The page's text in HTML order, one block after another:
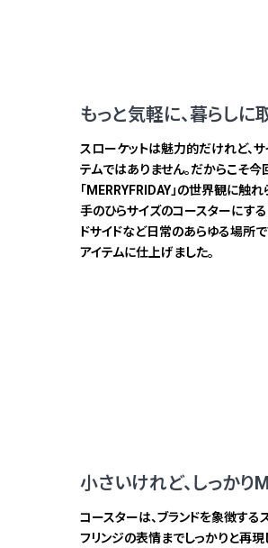
もっと気軽に、暮らしに
スローケットは魅力的だけれど、
テムではありません。だからこそ
「MERRYFRIDAY」の世界観に触れ
手のひらサイズのコースターにする
ドサイドなど日常のあらゆる場所
アイテムに仕上げました。
小さいけれど、しっかり
コースターは、ブランドを象徴す
フリンジの表情までしっかりと再現